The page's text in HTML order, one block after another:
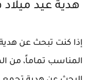
هدية عيد
إذا كنت تبحث عن
المناسب تماماً، من